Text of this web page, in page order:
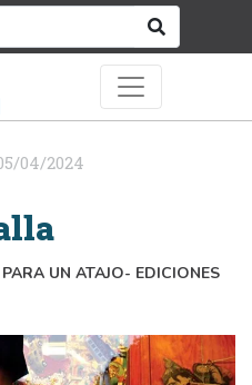
04/2024
UN ATAJO- EDICIONES